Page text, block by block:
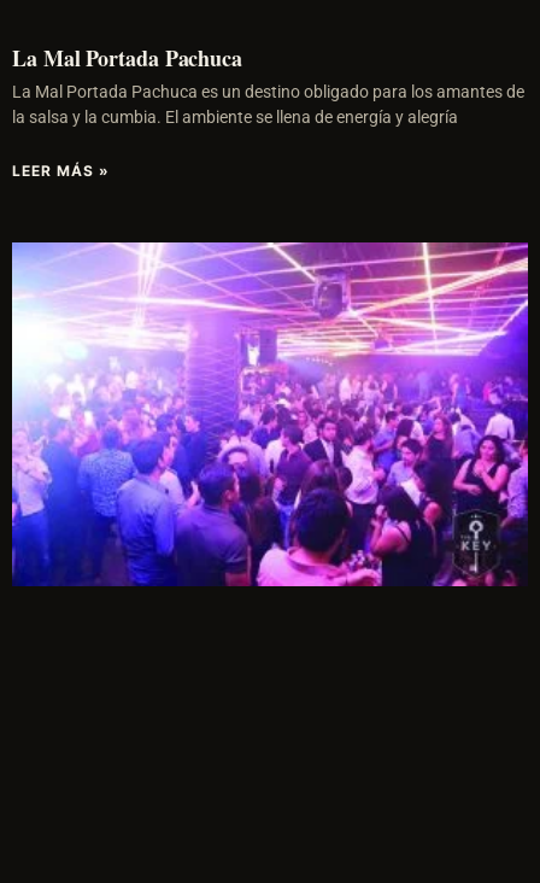
La Mal Portada Pachuca
La Mal Portada Pachuca es un destino obligado para los amantes de
la salsa y la cumbia. El ambiente se llena de energía y alegría
LEER MÁS »